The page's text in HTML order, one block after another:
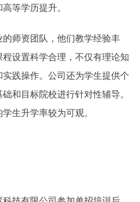
等学历提升。
师资团队，他们教学经验丰
设置科学合理，不仅有理论知
践操作。公司还为学生提供个
和目标院校进行针对性辅导。
生升学率较为可观。